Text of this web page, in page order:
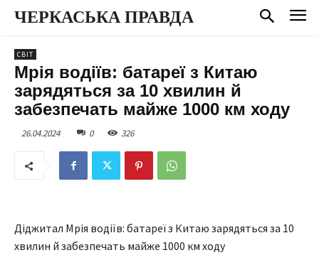
ЧЕРКАСЬКА ПРАВДА
СВІТ
Мрія водіїв: батареї з Китаю
зарядяться за 10 хвилин й
забезпечать майже 1000 км ходу
26.04.2024 0 326
Діджитал Мрія водіїв: батареї з Китаю зарядяться за 10
хвилин й забезпечать майже 1000 км ходу